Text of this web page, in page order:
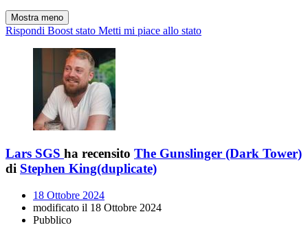
Mostra meno
Rispondi Boost stato Metti mi piace allo stato
Lars SGS ha recensito The Gunslinger (Dark Tower)
di Stephen King(duplicate)
18 Ottobre 2024
modificato il 18 Ottobre 2024
Pubblico